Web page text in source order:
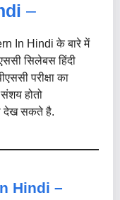
–
In Hindi के बारे में
सिलेबस हिंदी
परीक्षा का
होतो
देख सकते है.
Hindi –